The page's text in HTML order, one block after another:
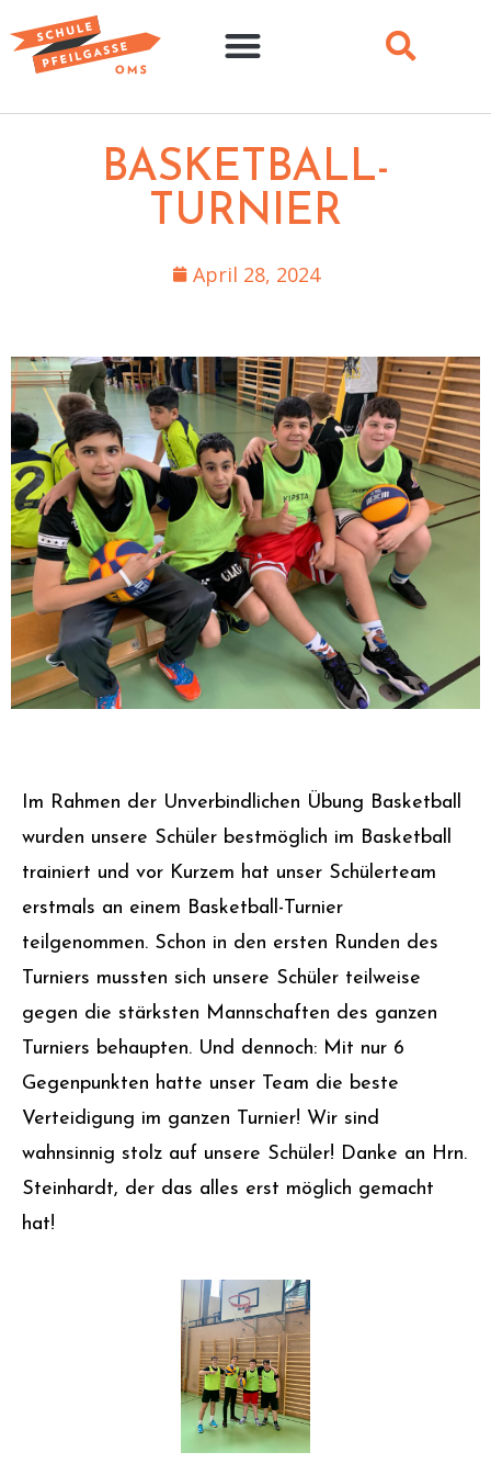
BASKETBALL-
TURNIER
April 28, 2024
Im Rahmen der Unverbindlichen Übung Basketball
wurden unsere Schüler bestmöglich im Basketball
trainiert und vor Kurzem hat unser Schülerteam
erstmals an einem Basketball-Turnier
teilgenommen. Schon in den ersten Runden des
Turniers mussten sich unsere Schüler teilweise
gegen die stärksten Mannschaften des ganzen
Turniers behaupten. Und dennoch: Mit nur 6
Gegenpunkten hatte unser Team die beste
Verteidigung im ganzen Turnier! Wir sind
wahnsinnig stolz auf unsere Schüler! Danke an Hrn.
Steinhardt, der das alles erst möglich gemacht
hat!